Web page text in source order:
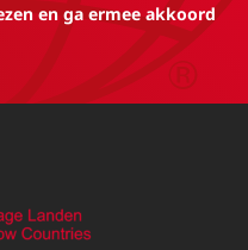
en ga ermee akkoord